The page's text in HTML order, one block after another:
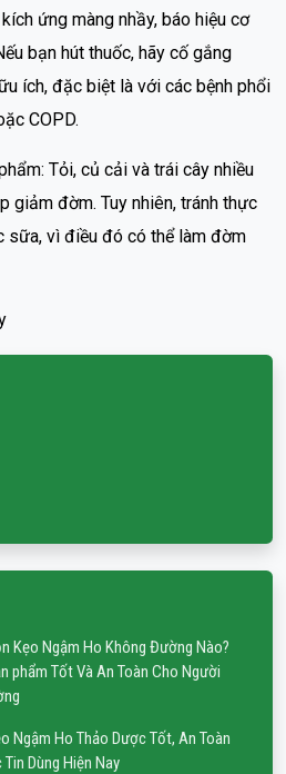
ứng màng nhầy, báo hiệu cơ
bạn hút thuốc, hãy cố gắng
ích, đặc biệt là với các bệnh phổi
COPD.
Tỏi, củ cải và trái cây nhiều
giảm đờm. Tuy nhiên, tránh thực
sữa, vì điều đó có thể làm đờm
Kẹo Ngậm Ho Không Đường Nào?
phẩm Tốt Và An Toàn Cho Người
Ngậm Ho Thảo Dược Tốt, An Toàn
Dùng Hiện Nay